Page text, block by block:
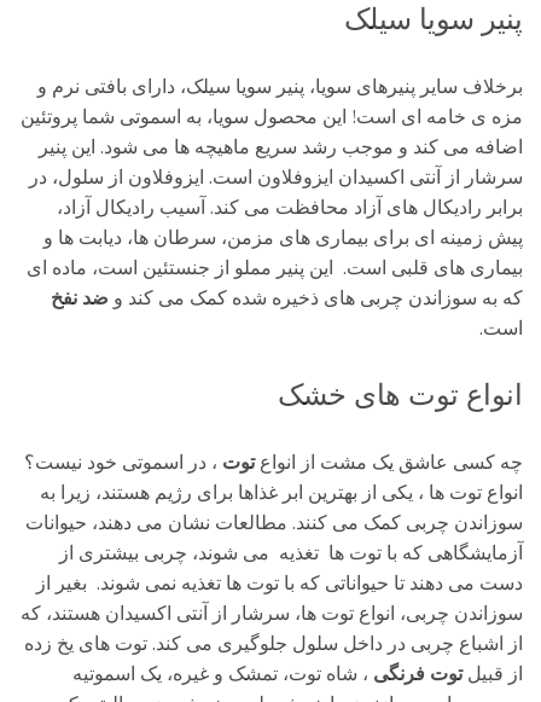
پنیر سویا سیلک
برخلاف سایر پنیرهای سویا، پنیر سویا سیلک، دارای بافتی نرم و
مزه ی خامه ای است! این محصول سویا، به اسموتی شما پروتئین
اضافه می کند و موجب رشد سریع ماهیچه ها می شود. این پنیر
سرشار از آنتی اکسیدان ایزوفلاون است. ایزوفلاون از سلول، در
برابر رادیکال های آزاد محافظت می کند. آسیب رادیکال آزاد،
پیش زمینه ای برای بیماری های مزمن، سرطان ها، دیابت ها و
بیماری های قلبی است. این پنیر مملو از جنستئین است، ماده ای
که به سوزاندن چربی های ذخیره شده کمک می کند و ضد نفخ
است.
انواع توت های خشک
چه کسی عاشق یک مشت از انواعتوت ، در اسموتی خود نیست؟
انواع توت ها ، یکی از بهترین ابر غذاها برای رژیم هستند، زیرا به
سوزاندن چربی کمک می کنند. مطالعات نشان می دهند، حیوانات
آزمایشگاهی که با توت ها تغذیه می شوند، چربی بیشتری از
دست می دهند تا حیواناتی که با توت ها تغذیه نمی شوند. بغیر از
سوزاندن چربی، انواع توت ها، سرشار از آنتی اکسیدان هستند، که
از اشباع چربی در داخل سلول جلوگیری می کند. توت های یخ زده
از قبیلتوت فرنگی ، شاه توت، تمشک و غیره، یک اسموتیه